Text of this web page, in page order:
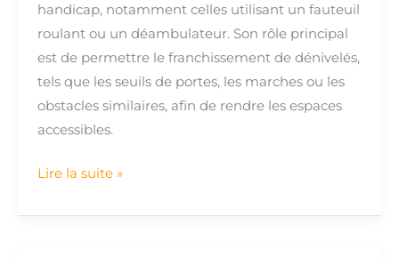
handicap, notamment celles utilisant un fauteuil
roulant ou un déambulateur. Son rôle principal
est de permettre le franchissement de dénivelés,
tels que les seuils de portes, les marches ou les
obstacles similaires, afin de rendre les espaces
accessibles.
Lire la suite »